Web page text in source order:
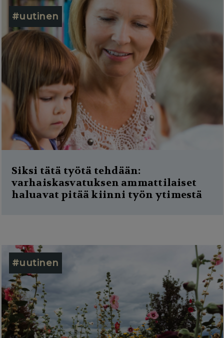
#uutinen
Siksi tätä työtä tehdään:
varhaiskasvatuksen ammattilaiset
haluavat pitää kiinni työn ytimestä
#uutinen